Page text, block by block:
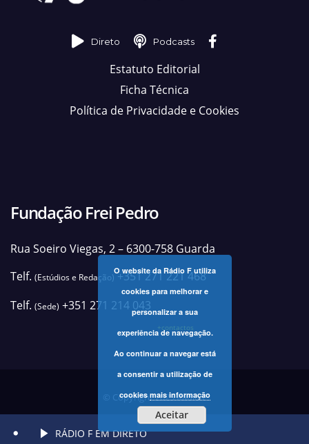
Direto Podcasts
Estatuto Editorial
Ficha Técnica
Política de Privacidade e Cookies
Fundação Frei Pedro
Rua Soeiro Viegas, 2 – 6300-758 Guarda
Telf. (Estúdios e Redação)+351 271 221 468
Telf. (Sede) +351 271 214 043
+contactos
© Copyright 2025 Rádio F
O website da Rádio F utiliza
cookies para melhorar e
personalizar a sua
experiência de navegação.
Ao continuar a navegar está
a consentir a utilização de
cookiesmais informação
Aceitar
RÁDIO F EM DIRETO